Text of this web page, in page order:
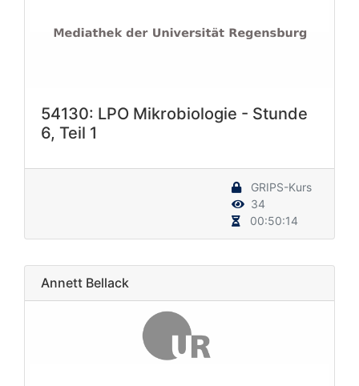
54130: LPO Mikrobiologie - Stunde
6, Teil 1
GRIPS-Kurs
34
00:50:14
Annett Bellack